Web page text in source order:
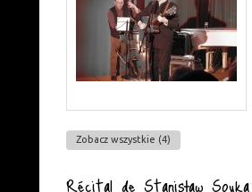
Zobacz wszystkie (4)
Récital de Stanisław